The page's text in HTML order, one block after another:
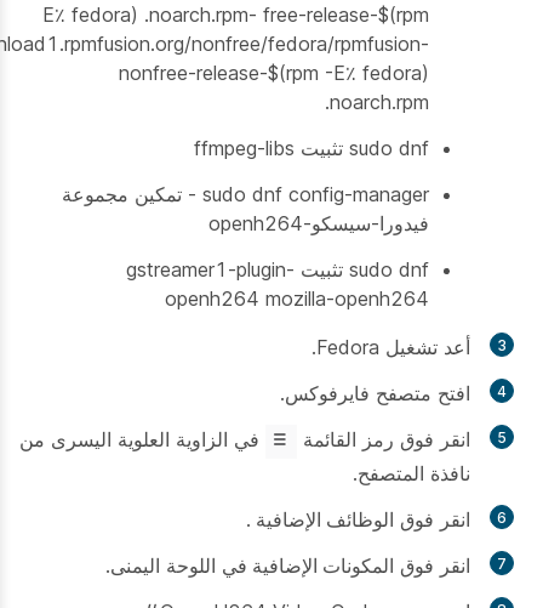
free-release-$(rpm⁩ -E٪ fedora) .noarch.rpm
nonfree/fedora/rpmfusion-
nonfree-release-$(rpm -E٪ fedora)
.noarch.rpm
sudo dnf تثبيت ffmpeg-libs
sudo dnf config-manager - تمكين مجموعة
فيدورا-سيسكو-openh264
sudo dnf تثبيت gstreamer1-plugin-
openh264 mozilla-openh264
أعد تشغيل Fedora.
افتح متصفح فايرفوكس.
انقر فوق رمز القائمة
في الزاوية العلوية اليسرى من
نافذة المتصفح.
انقر فوق الوظائف الإضافية .
انقر فوق المكونات الإضافية في اللوحة اليمنى.